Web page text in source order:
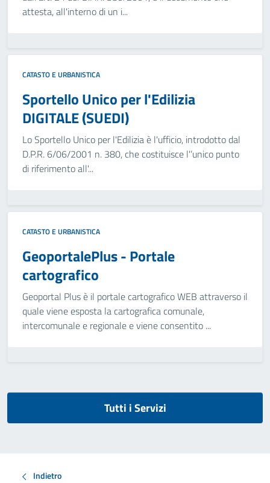
attesta, all'interno di un i...
CATASTO E URBANISTICA
Sportello Unico per l'Edilizia
DIGITALE (SUEDI)
Lo Sportello Unico per l'Edilizia è l'ufficio, introdotto dal
D.P.R. 6/06/2001 n. 380, che costituisce l'’unico punto
di riferimento all'...
CATASTO E URBANISTICA
GeoportalePlus - Portale
cartografico
Geoportal Plus è il portale cartografico WEB attraverso il
quale viene esposta la cartografica comunale,
intercomunale e regionale e viene consentito ...
Tutti i Servizi
Indietro